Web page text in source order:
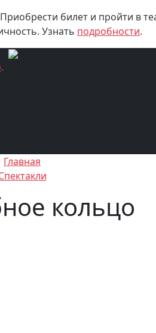
билет и пройти в
Узнать подробности.
кольцо
Главная